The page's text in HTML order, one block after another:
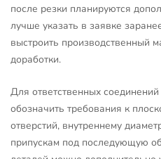
после резки планируются
лучше указать в заявке
выстроить производственный
доработки.
Для ответственных
обозначить требования к
отверстий, внутреннему
припускам под последующую